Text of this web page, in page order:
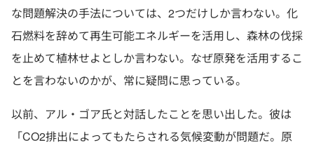
な問題解決の手法については、2つだけしか言わない。化
石燃料を辞めて再生可能エネルギーを活用し、森林の伐採
を止めて植林せよとしか言わない。なぜ原発を活用するこ
とを言わないのかが、常に疑問に思っている。
以前、アル・ゴア氏と対話したことを思い出した。彼は
「CO2排出によってもたらされる気候変動が問題だ。原